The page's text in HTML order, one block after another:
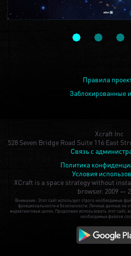
Правила
Заблокированные
Xcraft Inc
528 Seven Bridge Road Suite 116 East
Связь с
Политика
Условия
XCraft is a space strategy without
browser. 2009 —
Внимание: Этот сайт использует строго необходимые
функциональности и безопасности. Личные данные не
маркетинговых целях. Продолжая использовать этот сайт,
необходимых файлов